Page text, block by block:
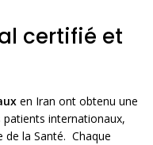
certifié et
en Iran ont obtenu une
patients internationaux,
de la Santé. Chaque